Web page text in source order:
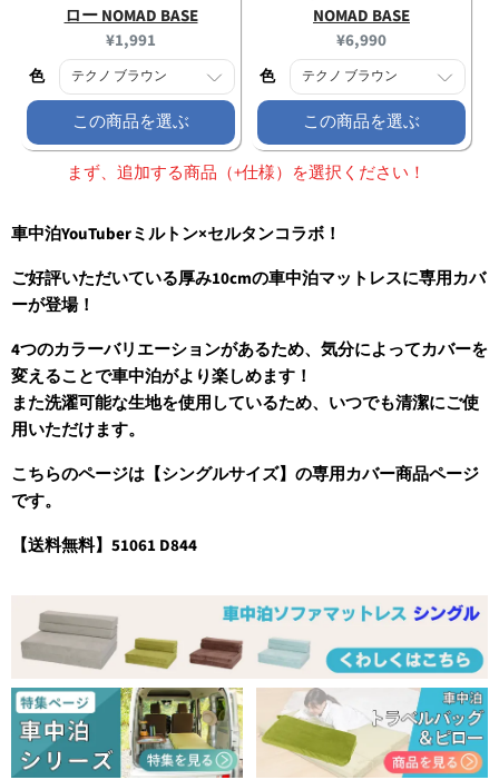
ロー NOMAD BASE
Current
price:
¥1,991
色
この商品を選ぶ
NOMAD BASE
Current
price:
¥6,990
色
この商品を選ぶ
まず、追加する商品（+仕様）を選択ください！
車中泊YouTuberミルトン×セルタンコラボ！
ご好評いただいている厚み10cmの車中泊マットレスに専用カバ
ーが登場！
4つのカラーバリエーションがあるため、気分によってカバーを
変えることで車中泊がより楽しめます！
また洗濯可能な生地を使用しているため、いつでも清潔にご使
用いただけます。
こちらのページは【シングルサイズ】の専用カバー商品ページ
です。
【送料無料】51061 D844